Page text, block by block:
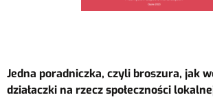
Jedna poradniczka, czyli broszura, jak
działaczki na rzecz społeczności